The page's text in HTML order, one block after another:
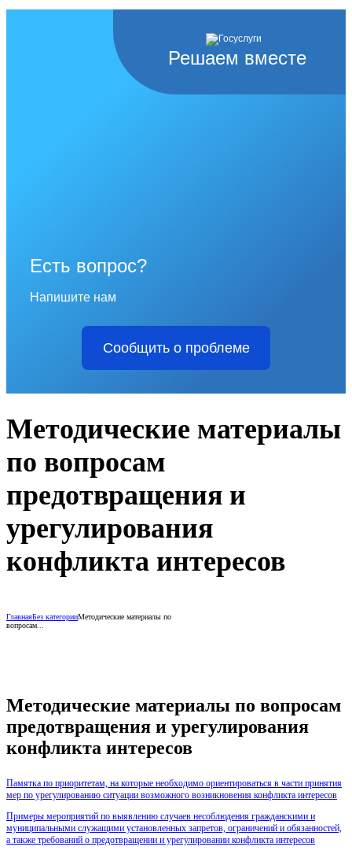
Решаем вместе
Есть вопрос?
Напишите нам
Сообщить о проблеме
Методические материалы
по вопросам
предотвращения и
урегулирования
конфликта интересов
ГлавнаяБез категорииМетодические материалы по
вопросам...
Методические материалы по вопросам
предотвращения и урегулирования
конфликта интересов
Памятка по приоритетам, на которые необходимо ориентироваться в части принятия
мер по урегулированию ситуации возможного возникновения конфликта интересов
Примеры мероприятий по выявлению случаев несоблюдения гражданскими и
муниципальными служащими установленных запретов, ограничений и обязанностей,
а также требований о предотвращении и урегулировании конфликта интересов